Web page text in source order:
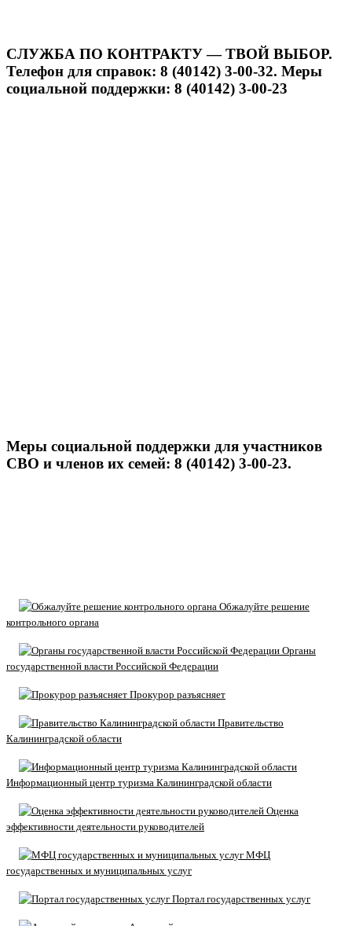
СЛУЖБА ПО КОНТРАКТУ — ТВОЙ ВЫБОР.
Телефон для справок: 8 (40142) 3-00-32. Меры
социальной поддержки: 8 (40142) 3-00-23
Меры социальной поддержки для участников
СВО и членов их семей: 8 (40142) 3-00-23.
Обжалуйте решение
контрольного органа
Органы
государственной власти Российской Федерации
Прокурор разъясняет
Правительство
Калининградской области
Информационный центр туризма Калининградской области
Оценка
эффективности деятельности руководителей
МФЦ
государственных и муниципальных услуг
Портал государственных услуг